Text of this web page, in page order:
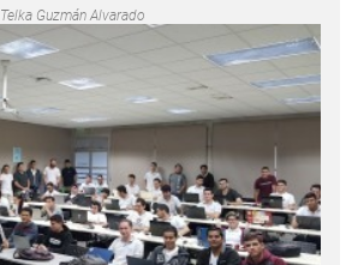
Telka Guzmán Alvarado